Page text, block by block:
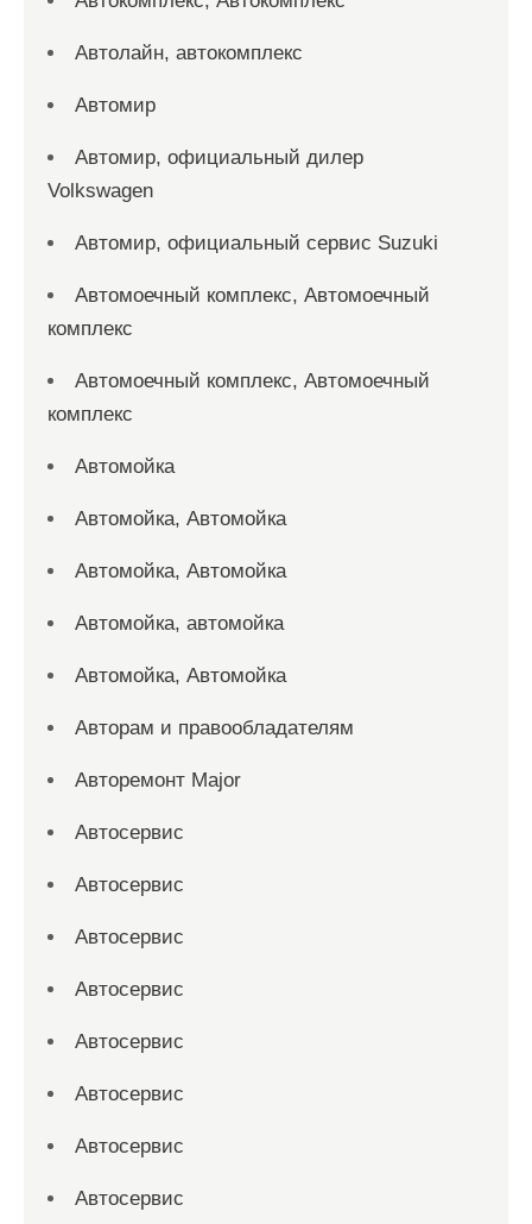
Автолайн, автокомплекс
Автомир
Автомир, официальный дилер
Volkswagen
Автомир, официальный сервис Suzuki
Автомоечный комплекс, Автомоечный
комплекс
Автомоечный комплекс, Автомоечный
комплекс
Автомойка
Автомойка, Автомойка
Автомойка, Автомойка
Автомойка, автомойка
Автомойка, Автомойка
Авторам и правообладателям
Авторемонт Major
Автосервис
Автосервис
Автосервис
Автосервис
Автосервис
Автосервис
Автосервис
Автосервис